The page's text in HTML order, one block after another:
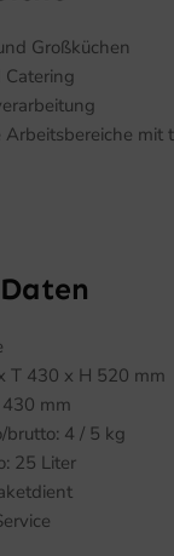
Großküchen
Catering
Arbeitsbereiche mit
T 430 x H 520 mm
430 mm
brutto: 4 / 5 kg
25 Liter